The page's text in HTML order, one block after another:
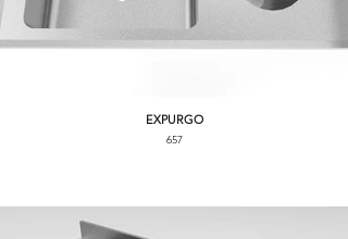
EXPURGO
657